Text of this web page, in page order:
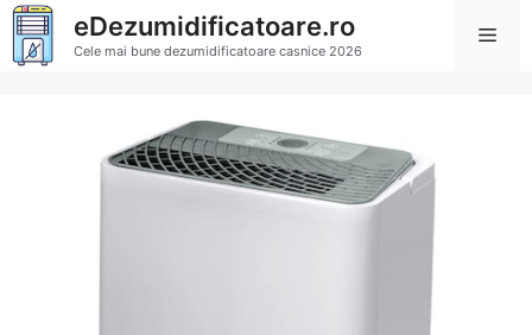
Sari
conținut
eDezumidificatoare.ro
Cele mai bune dezumidificatoare casnice 2026